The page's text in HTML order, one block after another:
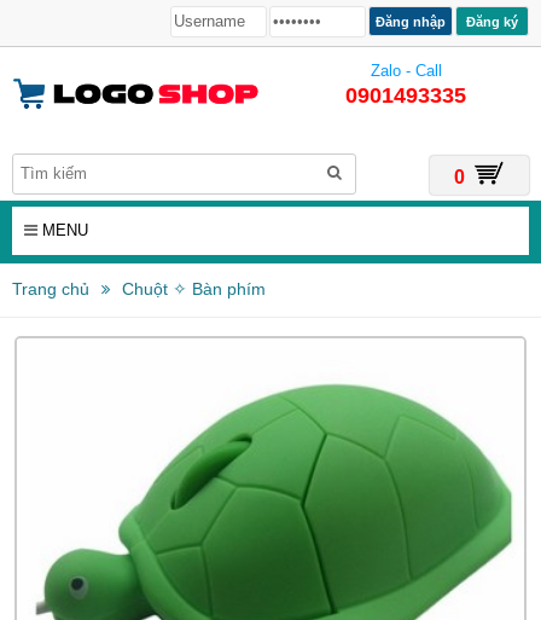
Đăng ký
Zalo - Call
0901493335
0
MENU
Trang chủ Chuột ✧ Bàn phím